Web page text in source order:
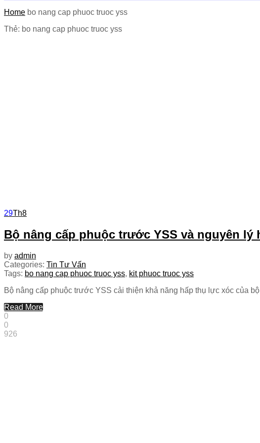
Home bo nang cap phuoc truoc yss
Thẻ: bo nang cap phuoc truoc yss
29Th8
Bộ nâng cấp phuộc trước YSS và nguyên lý
by admin
Categories: Tin Tư Vấn
Tags: bo nang cap phuoc truoc yss, kit phuoc truoc yss
Bộ nâng cấp phuộc trước YSS cải thiện khả năng hấp thụ lực xóc của
Read More
0
0
926